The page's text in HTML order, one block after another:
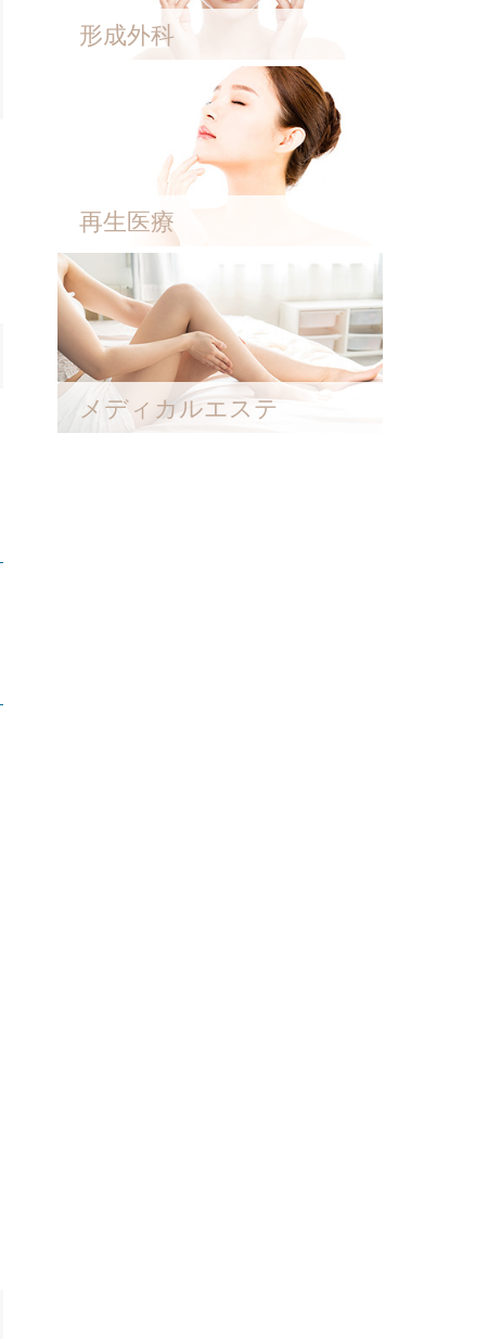
形成外科
再生医療
メディカルエステ